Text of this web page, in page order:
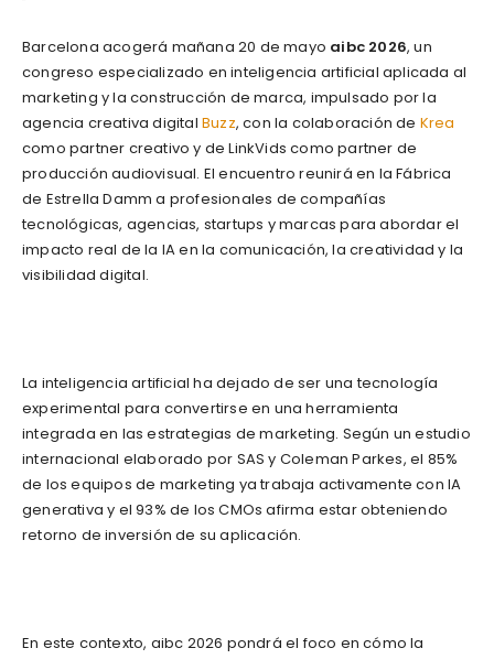
Barcelona acogerá mañana 20 de mayo aibc 2026, un
congreso especializado en inteligencia artificial aplicada al
marketing y la construcción de marca, impulsado por la
agencia creativa digital Buzz, con la colaboración de Krea
como partner creativo y de LinkVids como partner de
producción audiovisual. El encuentro reunirá en la Fábrica
de Estrella Damm a profesionales de compañías
tecnológicas, agencias, startups y marcas para abordar el
impacto real de la IA en la comunicación, la creatividad y la
visibilidad digital.
La inteligencia artificial ha dejado de ser una tecnología
experimental para convertirse en una herramienta
integrada en las estrategias de marketing. Según un estudio
internacional elaborado por SAS y Coleman Parkes, el 85%
de los equipos de marketing ya trabaja activamente con IA
generativa y el 93% de los CMOs afirma estar obteniendo
retorno de inversión de su aplicación.
En este contexto, aibc 2026 pondrá el foco en cómo la